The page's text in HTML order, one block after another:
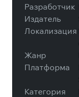
Разработчик
Издатель
Локализация
Жанр
Платформа
Категория